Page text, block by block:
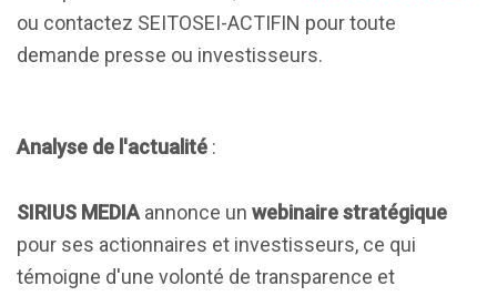
ou contactez SEITOSEI-ACTIFIN pour toute
demande presse ou investisseurs.
Analyse de l'actualité :
SIRIUS MEDIA annonce un webinaire stratégique
pour ses actionnaires et investisseurs, ce qui
témoigne d'une volonté de transparence et